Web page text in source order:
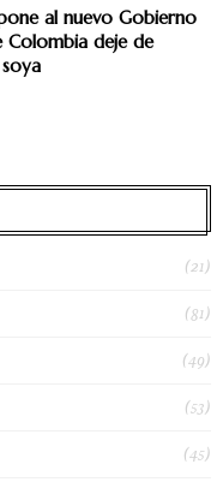
al nuevo Gobierno
Colombia deje de
(21)
(81)
(49)
(53)
(45)